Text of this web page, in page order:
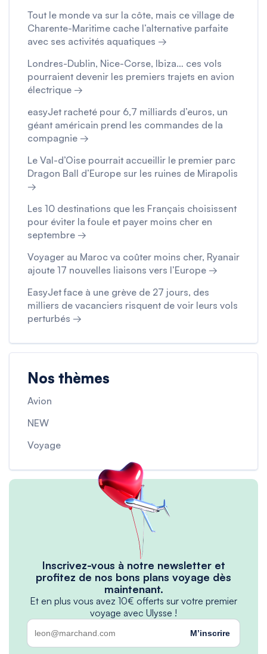
Tout le monde va sur la côte, mais ce village de
Charente-Maritime cache l’alternative parfaite
avec ses activités aquatiques →
Londres-Dublin, Nice-Corse, Ibiza… ces vols
pourraient devenir les premiers trajets en avion
électrique →
easyJet racheté pour 6,7 milliards d’euros, un
géant américain prend les commandes de la
compagnie →
Le Val-d’Oise pourrait accueillir le premier parc
Dragon Ball d’Europe sur les ruines de Mirapolis
→
Les 10 destinations que les Français choisissent
pour éviter la foule et payer moins cher en
septembre →
Voyager au Maroc va coûter moins cher, Ryanair
ajoute 17 nouvelles liaisons vers l’Europe →
EasyJet face à une grève de 27 jours, des
milliers de vacanciers risquent de voir leurs vols
perturbés →
Nos thèmes
Avion
NEW
Voyage
Inscrivez-vous à notre newsletter et
profitez de nos bons plans voyage dès
maintenant.
Et en plus vous avez 10€ offerts sur votre premier
voyage avec Ulysse !
M’inscrire